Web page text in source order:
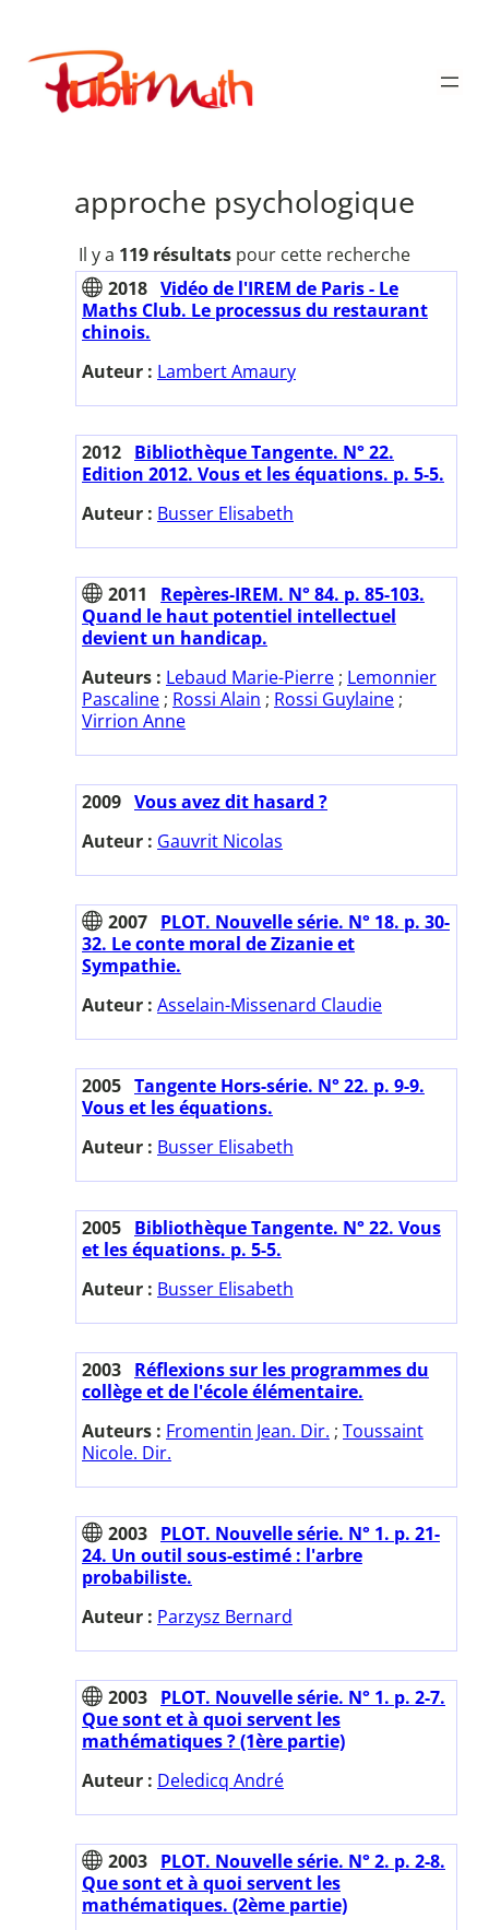
contenu
Publimath
approche psychologique
Il y a 119 résultats pour cette recherche
2018 Vidéo de l'IREM de Paris - Le
Maths Club. Le processus du restaurant
chinois.
Auteur : Lambert Amaury
2012 Bibliothèque Tangente. N° 22.
Edition 2012. Vous et les équations. p. 5-5.
Auteur : Busser Elisabeth
2011
Repères-IREM. N° 84. p. 85-103.
Quand le haut potentiel intellectuel
devient un handicap.
Auteurs : Lebaud Marie-Pierre ; Lemonnier
Pascaline ; Rossi Alain ; Rossi Guylaine ;
Virrion Anne
2009 Vous avez dit hasard ?
Auteur : Gauvrit Nicolas
2007 PLOT. Nouvelle série. N° 18. p. 30-
32. Le conte moral de Zizanie et
Sympathie.
Auteur : Asselain-Missenard Claudie
2005 Tangente Hors-série. N° 22. p. 9-9.
Vous et les équations.
Auteur : Busser Elisabeth
2005 Bibliothèque Tangente. N° 22. Vous
et les équations. p. 5-5.
Auteur : Busser Elisabeth
2003 Réflexions sur les programmes du
collège et de l'école élémentaire.
Auteurs : Fromentin Jean. Dir. ; Toussaint
Nicole. Dir.
2003 PLOT. Nouvelle série. N° 1. p. 21-
24. Un outil sous-estimé : l'arbre
probabiliste.
Auteur : Parzysz Bernard
2003 PLOT. Nouvelle série. N° 1. p. 2-7.
Que sont et à quoi servent les
mathématiques ? (1ère partie)
Auteur : Deledicq André
2003 PLOT. Nouvelle série. N° 2. p. 2-8.
Que sont et à quoi servent les
mathématiques. (2ème partie)